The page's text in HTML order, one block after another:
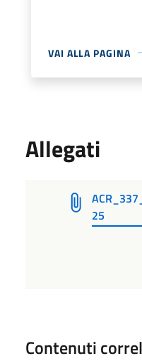
VAI ALLA PAGINA
Allegati
25
Contenuti